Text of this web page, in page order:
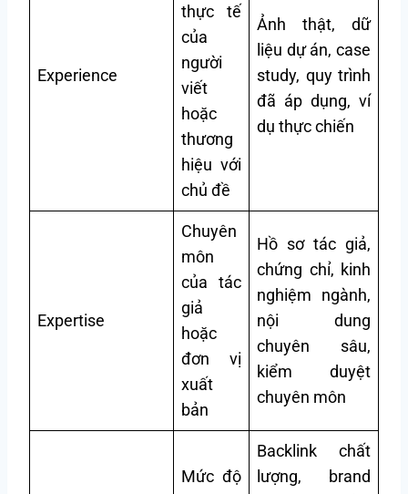
Experience
thực tế
của
người
viết
hoặc
thương
hiệu với
chủ đề
Ảnh thật, dữ
liệu dự án, case
study, quy trình
đã áp dụng, ví
dụ thực chiến
Expertise
Chuyên
môn
của tác
giả
hoặc
đơn vị
xuất
bản
Hồ sơ tác giả,
chứng chỉ, kinh
nghiệm ngành,
nội dung
chuyên sâu,
kiểm duyệt
chuyên môn
Mức độ
Backlink chất
lượng, brand